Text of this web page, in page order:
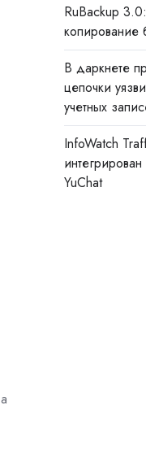
RuBackup
копирование
В даркнете
цепочки
учетных
InfoWatch
YuChat